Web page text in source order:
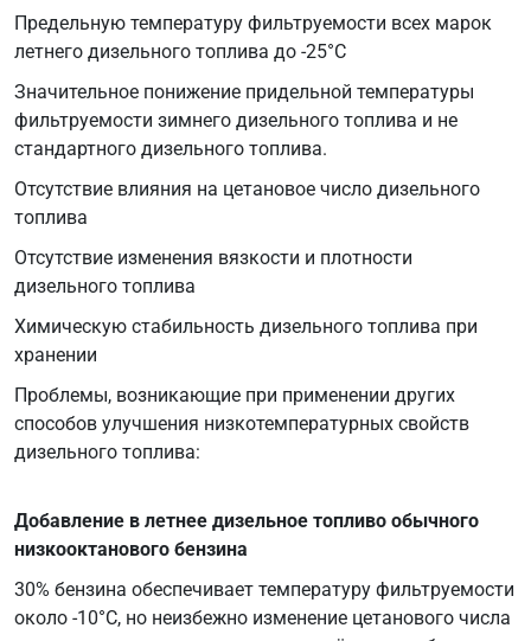
Предельную температуру фильтруемости всех марок
летнего дизельного топлива до -25°C
Значительное понижение придельной температуры
фильтруемости зимнего дизельного топлива и не
стандартного дизельного топлива.
Отсутствие влияния на цетановое число дизельного
топлива
Отсутствие изменения вязкости и плотности
дизельного топлива
Химическую стабильность дизельного топлива при
хранении
Проблемы, возникающие при применении других
способов улучшения низкотемпературных свойств
дизельного топлива:
Добавление в летнее дизельное топливо обычного
низкооктанового бензина
30% бензина обеспечивает температуру фильтруемости
около -10°C, но неизбежно изменение цетанового числа